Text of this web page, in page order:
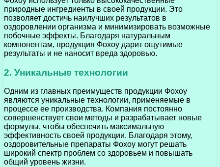
природные ингредиенты в своей продукции. Это
позволяет достичь наилучших результатов в
оздоровлении организма и минимизировать возможные
побочные эффекты. Благодаря натуральным
компонентам, продукция Фохоу дарит ощутимые
результаты и не наносит вреда здоровью.
2. Уникальные технологии
Одним из главных преимуществ продукции Фохоу
являются уникальные технологии, применяемые в
процессе ее производства. Компания постоянно
совершенствует свои методы и разрабатывает новые
формулы, чтобы обеспечить максимальную
эффективность своей продукции. Благодаря этому,
оздоровительные препараты Фохоу могут решать
широкий спектр проблем со здоровьем и повышать
общий уровень жизни.